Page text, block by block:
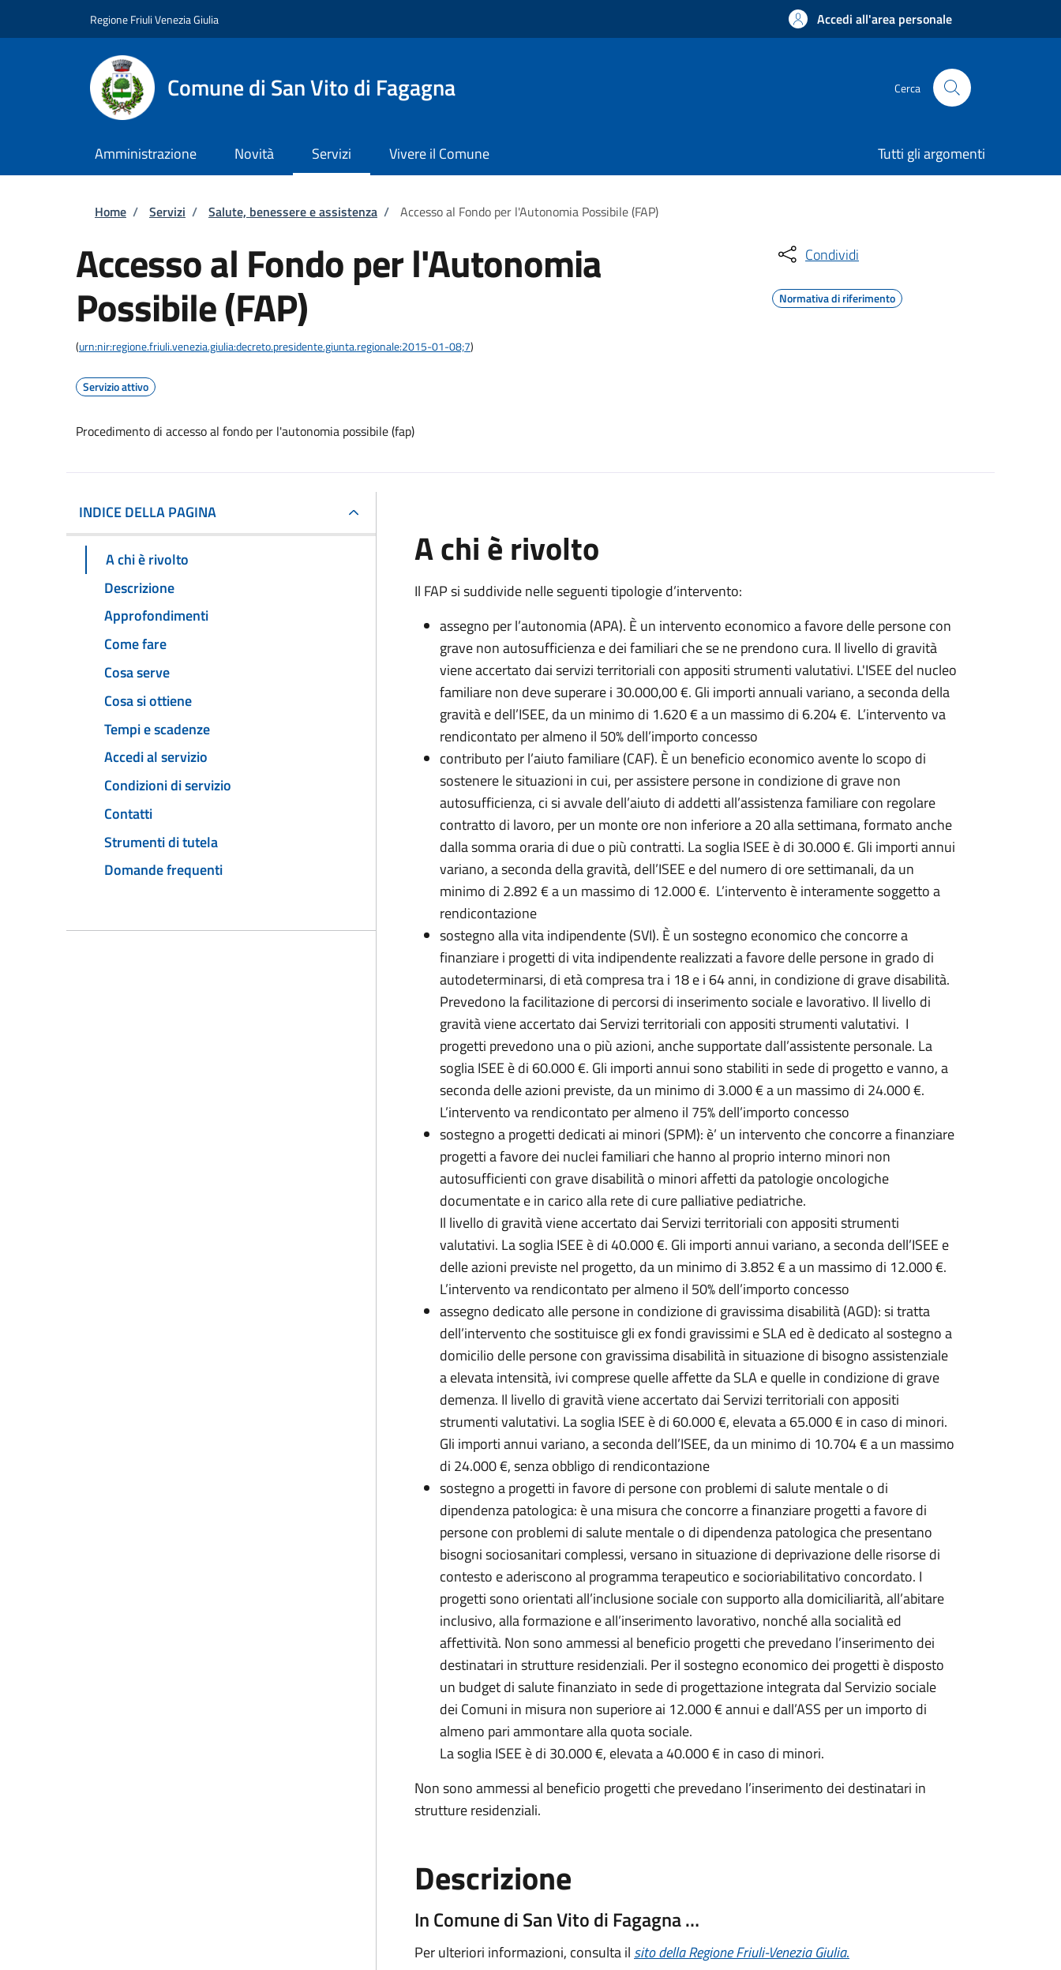
Regione Friuli Venezia Giulia Accedi all'area personale
Comune di San Vito di Fagagna Cerca
Amministrazione Novità Servizi Vivere il Comune Tutti gli argomenti
Briciole di pane
Home / Servizi / Salute, benessere e assistenza / Accesso al Fondo per l'Autonomia Possibile (FAP)
Accesso al Fondo per l'Autonomia
Possibile (FAP)
(urn:nir:regione.friuli.venezia.giulia:decreto.presidente.giunta.regionale:2015-01-08;7)
Servizio attivo
Procedimento di accesso al fondo per l'autonomia possibile (fap)
Condividi
Normativa di riferimento
INDICE DELLA PAGINA
A chi è rivolto
Descrizione
Approfondimenti
Come fare
Cosa serve
Cosa si ottiene
Tempi e scadenze
Accedi al servizio
Condizioni di servizio
Contatti
Strumenti di tutela
Domande frequenti
A chi è rivolto
Il FAP si suddivide nelle seguenti tipologie d’intervento:
assegno per l’autonomia (APA). È un intervento economico a favore delle persone con
grave non autosufficienza e dei familiari che se ne prendono cura. Il livello di gravità
viene accertato dai servizi territoriali con appositi strumenti valutativi. L'ISEE del nucleo
familiare non deve superare i 30.000,00 €. Gli importi annuali variano, a seconda della
gravità e dell’ISEE, da un minimo di 1.620 € a un massimo di 6.204 €. L’intervento va
rendicontato per almeno il 50% dell’importo concesso
contributo per l’aiuto familiare (CAF). È un beneficio economico avente lo scopo di
sostenere le situazioni in cui, per assistere persone in condizione di grave non
autosufficienza, ci si avvale dell’aiuto di addetti all’assistenza familiare con regolare
contratto di lavoro, per un monte ore non inferiore a 20 alla settimana, formato anche
dalla somma oraria di due o più contratti. La soglia ISEE è di 30.000 €. Gli importi annui
variano, a seconda della gravità, dell’ISEE e del numero di ore settimanali, da un
minimo di 2.892 € a un massimo di 12.000 €. L’intervento è interamente soggetto a
rendicontazione
sostegno alla vita indipendente (SVI). È un sostegno economico che concorre a
finanziare i progetti di vita indipendente realizzati a favore delle persone in grado di
autodeterminarsi, di età compresa tra i 18 e i 64 anni, in condizione di grave disabilità.
Prevedono la facilitazione di percorsi di inserimento sociale e lavorativo. Il livello di
gravità viene accertato dai Servizi territoriali con appositi strumenti valutativi. I
progetti prevedono una o più azioni, anche supportate dall’assistente personale. La
soglia ISEE è di 60.000 €. Gli importi annui sono stabiliti in sede di progetto e vanno, a
seconda delle azioni previste, da un minimo di 3.000 € a un massimo di 24.000 €.
L’intervento va rendicontato per almeno il 75% dell’importo concesso
sostegno a progetti dedicati ai minori (SPM): è’ un intervento che concorre a finanziare
progetti a favore dei nuclei familiari che hanno al proprio interno minori non
autosufficienti con grave disabilità o minori affetti da patologie oncologiche
documentate e in carico alla rete di cure palliative pediatriche.
Il livello di gravità viene accertato dai Servizi territoriali con appositi strumenti
valutativi. La soglia ISEE è di 40.000 €. Gli importi annui variano, a seconda dell’ISEE e
delle azioni previste nel progetto, da un minimo di 3.852 € a un massimo di 12.000 €.
L’intervento va rendicontato per almeno il 50% dell’importo concesso
assegno dedicato alle persone in condizione di gravissima disabilità (AGD): si tratta
dell’intervento che sostituisce gli ex fondi gravissimi e SLA ed è dedicato al sostegno a
domicilio delle persone con gravissima disabilità in situazione di bisogno assistenziale
a elevata intensità, ivi comprese quelle affette da SLA e quelle in condizione di grave
demenza. Il livello di gravità viene accertato dai Servizi territoriali con appositi
strumenti valutativi. La soglia ISEE è di 60.000 €, elevata a 65.000 € in caso di minori.
Gli importi annui variano, a seconda dell’ISEE, da un minimo di 10.704 € a un massimo
di 24.000 €, senza obbligo di rendicontazione
sostegno a progetti in favore di persone con problemi di salute mentale o di
dipendenza patologica: è una misura che concorre a finanziare progetti a favore di
persone con problemi di salute mentale o di dipendenza patologica che presentano
bisogni sociosanitari complessi, versano in situazione di deprivazione delle risorse di
contesto e aderiscono al programma terapeutico e socioriabilitativo concordato. I
progetti sono orientati all’inclusione sociale con supporto alla domiciliarità, all’abitare
inclusivo, alla formazione e all’inserimento lavorativo, nonché alla socialità ed
affettività. Non sono ammessi al beneficio progetti che prevedano l’inserimento dei
destinatari in strutture residenziali. Per il sostegno economico dei progetti è disposto
un budget di salute finanziato in sede di progettazione integrata dal Servizio sociale
dei Comuni in misura non superiore ai 12.000 € annui e dall’ASS per un importo di
almeno pari ammontare alla quota sociale.
La soglia ISEE è di 30.000 €, elevata a 40.000 € in caso di minori.
Non sono ammessi al beneficio progetti che prevedano l’inserimento dei destinatari in
strutture residenziali.
Descrizione
In Comune di San Vito di Fagagna …
Per ulteriori informazioni, consulta il sito della Regione Friuli-Venezia Giulia.